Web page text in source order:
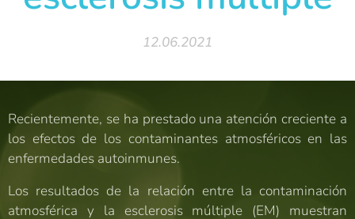
12.06.2021
Recientemente, se ha prestado una atención creciente a
los efectos de los contaminantes atmosféricos en las
enfermedades autoinmunes.
Los resultados de la relación entre la contaminación
atmosférica y la esclerosis múltiple (EM) muestran